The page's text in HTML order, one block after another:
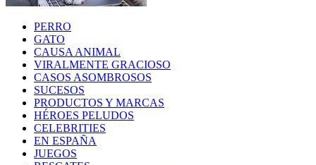
PERRO
GATO
CAUSA ANIMAL
VIRALMENTE GRACIOSO
CASOS ASOMBROSOS
SUCESOS
PRODUCTOS Y MARCAS
HÉROES PELUDOS
CELEBRITIES
EN ESPAÑA
JUEGOS